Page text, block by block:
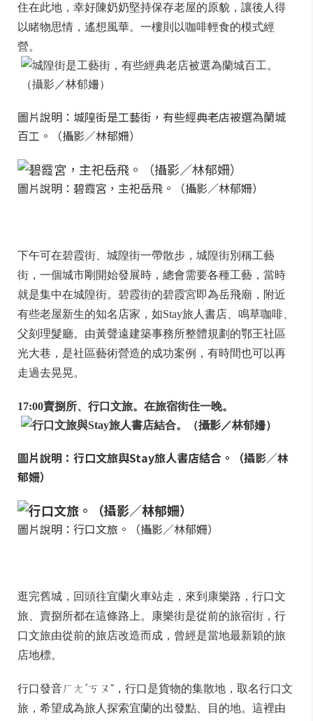
住在此地，幸好陳奶奶堅持保存老屋的原貌，讓後人得
以睹物思情，遙想風華。一樓則以咖啡輕食的模式經
營。
圖片說明：城隍街是工藝街，有些經典老店被選為蘭城
百工。（攝影／林郁姍）
圖片說明：碧霞宮，主祀岳飛。（攝影／林郁姍）
下午可在碧霞街、城隍街一帶散步，城隍街別稱工藝
街，一個城市剛開始發展時，總會需要各種工藝，當時
就是集中在城隍街。碧霞街的碧霞宮即為岳飛廟，附近
有些老屋新生的知名店家，如Stay旅人書店、鳴草咖啡、
父刻理髮廳。由黃聲遠建築事務所整體規劃的鄂王社區
光大巷，是社區藝術營造的成功案例，有時間也可以再
走過去晃晃。
17:00賣捌所、行口文旅。在旅宿街住一晚。
圖片說明：行口文旅與Stay旅人書店結合。（攝影／林
郁姍）
圖片說明：行口文旅。（攝影／林郁姍）
逛完舊城，回頭往宜蘭火車站走，來到康樂路，行口文
旅、賣捌所都在這條路上。康樂街是從前的旅宿街，行
口文旅由從前的旅店改造而成，曾經是當地最新穎的旅
店地標。
行口發音ㄏㄤˊㄎㄡˇ，行口是貨物的集散地，取名行口文
旅，希望成為旅人探索宜蘭的出發點、目的地。這裡由